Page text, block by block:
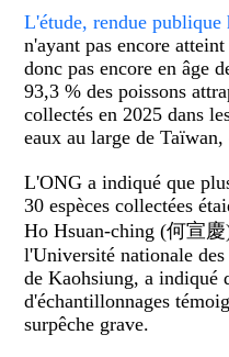
L'étude, rendue publique
n'ayant pas encore
donc pas encore en âge
93,3 % des poissons
collectés en 2025 dans
eaux au large de
L'ONG a indiqué que
30 espèces collectées
Ho Hsuan-ching (何宣慶
l'Université nationale des
de Kaohsiung, a indiqué
d'échantillonnages
surpêche grave.